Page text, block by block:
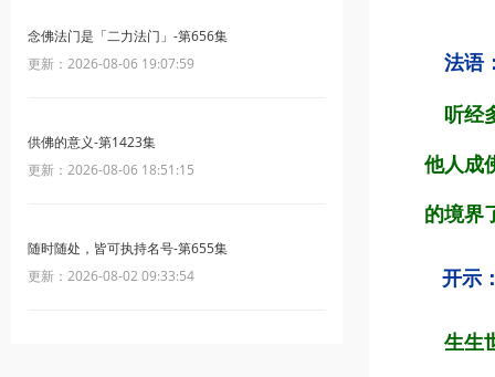
念佛法门是「二力法门」-第656集
更新：2026-08-06 19:07:59
供佛的意义-第1423集
更新：2026-08-06 18:51:15
随时随处，皆可执持名号-第655集
更新：2026-08-02 09:33:54
法语
听经
他人成
的境界
开示
生生